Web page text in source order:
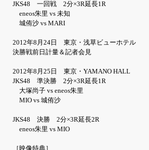
JKS48 一回戦 2分×3R延長1R
eneos朱里 vs 未知
城侑沙 vs MARI
2012年8月24日 東京・浅草ビューホテル
決勝戦前日計量＆記者会見
2012年8月25日 東京・YAMANO HALL
JKS48 準決勝 2分×3R延長1R
大塚尚子 vs eneos朱里
MIO vs 城侑沙
JKS48 決勝 2分×3R延長2R
eneos朱里 vs MIO